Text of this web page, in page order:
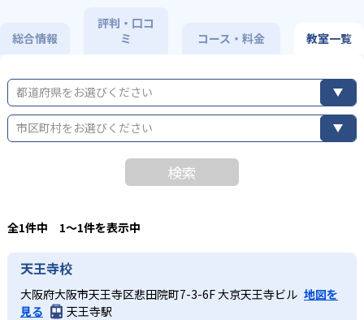
総合情報
評判・口コ
ミ
コース・料金 教室一覧
都道府県をお選びください
市区町村をお選びください
検索
全1件中 1〜1件を表示中
天王寺校
大阪府大阪市天王寺区悲田院町7-3-6F 大京天王寺ビル 地図を
見る
天王寺駅